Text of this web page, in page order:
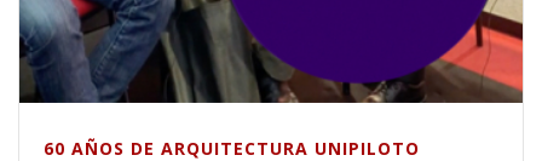
60 AÑOS DE ARQUITECTURA UNIPILOTO